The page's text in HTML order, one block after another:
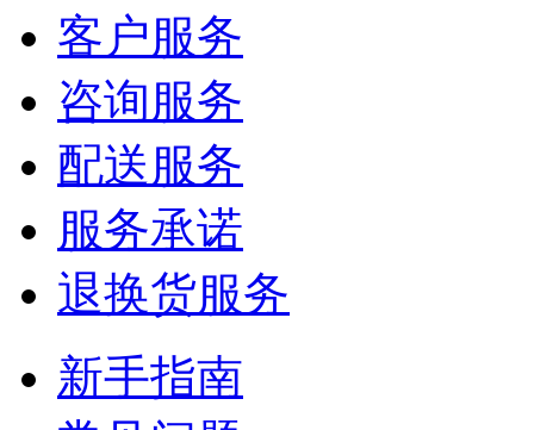
客户服务
咨询服务
配送服务
服务承诺
退换货服务
新手指南